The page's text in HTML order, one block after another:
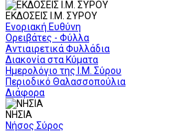
ΕΚΔΟΣΕΙΣ Ι.Μ. ΣΥΡΟΥ
Ενοριακή Ευθύνη
Ορειβάτες - Φύλλα
Αντιαιρετικά Φυλλάδια
Διακονία στα Κύματα
Ημερολόγιο της Ι.Μ. Σύρου
Περιοδικό Θαλασσοπούλια
Διάφορα
ΝΗΣΙΑ
Νήσος Σύρος